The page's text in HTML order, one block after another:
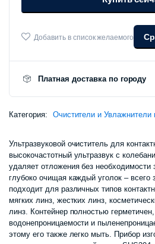
EraClean
GM02
Добавить в список желаемого
Платная доставка по городу
Категория: Очистители и Увлажнители
Ультразвуковой очиститель для
высокочастотный ультразвук с
удаляет отложения без необходимости
глубоко очищая каждый уголок – всего
подходит для различных типов
мягких линз, жестких линз,
линз. Контейнер полностью
водонепроницаемости и
этому его также легко мыть. Прибор